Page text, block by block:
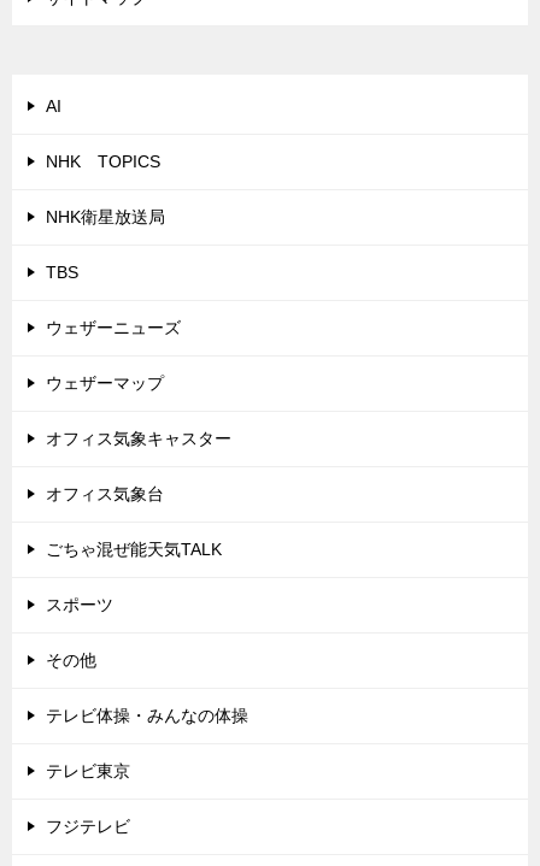
AI
NHK TOPICS
NHK衛星放送局
TBS
ウェザーニューズ
ウェザーマップ
オフィス気象キャスター
オフィス気象台
ごちゃ混ぜ能天気TALK
スポーツ
その他
テレビ体操・みんなの体操
テレビ東京
フジテレビ